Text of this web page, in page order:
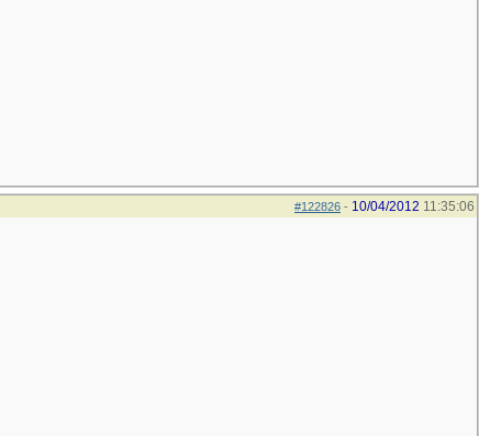
#122826 - 10/04/2012 11:35:06